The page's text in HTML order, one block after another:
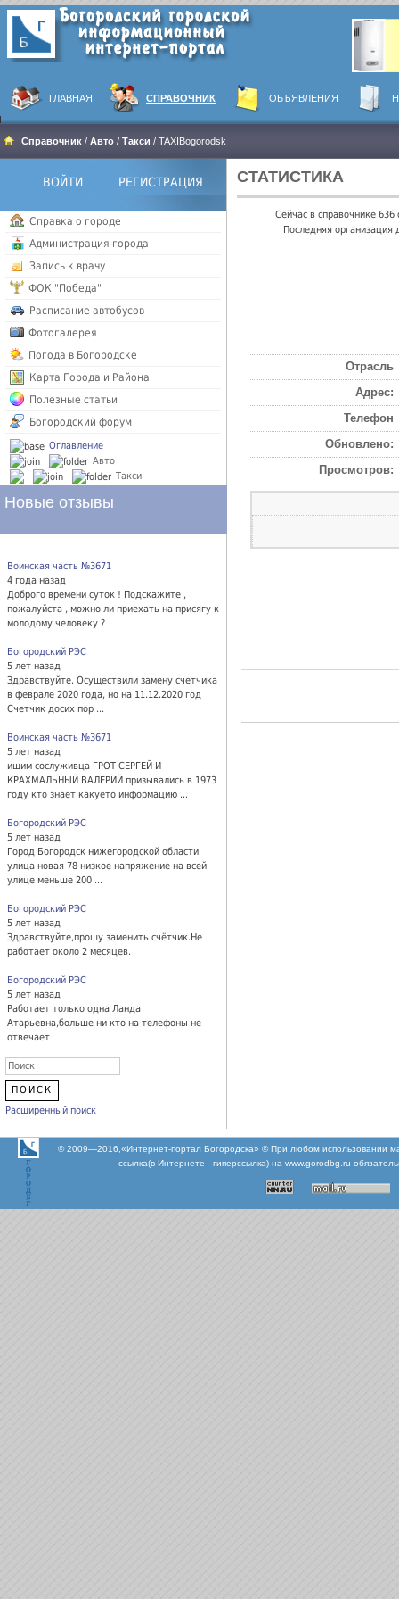
ГЛАВНАЯ СПРАВОЧНИК ОБЪЯВЛЕНИЯ
Справочник / Авто / Такси / TAXIBogorodsk
СТАТИСТИКА
Сейчас в справочнике
Последняя организация
Отрасль
Адрес:
Телефон
Обновлено:
Просмотров:
ВОЙТИ РЕГИСТРАЦИЯ
Справка о городе
Администрация города
Запись к врачу
ФОК "Победа"
Расписание автобусов
Фотогалерея
Погода в Богородске
Карта Города и Района
Полезные статьи
Богородский форум
Оглавление
Авто
Такси
Новые отзывы
Воинская часть №3671
4 года назад
Доброго времени суток ! Подскажите ,
пожалуйста , можно ли приехать на присягу к
молодому человеку ?
Богородский РЭС
5 лет назад
Здравствуйте. Осуществили замену счетчика
в феврале 2020 года, но на 11.12.2020 год
Счетчик досих пор ...
Воинская часть №3671
5 лет назад
ищим сослуживца ГРОТ СЕРГЕЙ И
КРАХМАЛЬНЫЙ ВАЛЕРИЙ призывались в 1973
году кто знает какуето информацию ...
Богородский РЭС
5 лет назад
Город Богородск нижегородской области
улица новая 78 низкое напряжение на всей
улице меньше 200 ...
Богородский РЭС
5 лет назад
Здравствуйте,прошу заменить счётчик.Не
работает около 2 месяцев.
Богородский РЭС
5 лет назад
Работает только одна Ланда
Атарьевна,больше ни кто на телефоны не
отвечает
Расширенный поиск
© 2009—2016,«Интернет-портал Богородска» © При любом использовании
ссылка(в Интернете - гиперссылка) на www.gorodbg.ru